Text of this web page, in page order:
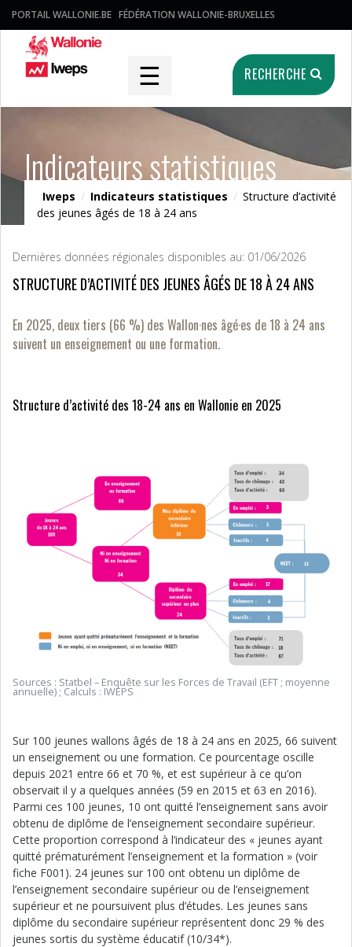
PORTAIL WALLONIE.BE FÉDÉRATION WALLONIE-BRUXELLES
☰ RECHERCHE
Indicateurs statistiques
Iweps / Indicateurs statistiques / Structure d’activité
des jeunes âgés de 18 à 24 ans
Dernières données régionales disponibles au: 01/06/2026
STRUCTURE D’ACTIVITÉ DES JEUNES ÂGÉS DE 18 À 24 ANS
En 2025, deux tiers (66 %) des Wallon·nes âgé·es de 18 à 24 ans
suivent un enseignement ou une formation.
Structure d’activité des 18-24 ans en Wallonie en 2025
Sources : Statbel – Enquête sur les Forces de Travail (EFT ; moyenne
annuelle) ; Calculs : IWEPS
Sur 100 jeunes wallons âgés de 18 à 24 ans en 2025, 66 suivent
un enseignement ou une formation. Ce pourcentage oscille
depuis 2021 entre 66 et 70 %, et est supérieur à ce qu’on
observait il y a quelques années (59 en 2015 et 63 en 2016).
Parmi ces 100 jeunes, 10 ont quitté l’enseignement sans avoir
obtenu de diplôme de l’enseignement secondaire supérieur.
Cette proportion correspond à l’indicateur des « jeunes ayant
quitté prématurément l’enseignement et la formation » (voir
fiche F001). 24 jeunes sur 100 ont obtenu un diplôme de
l’enseignement secondaire supérieur ou de l’enseignement
supérieur et ne poursuivent plus d’études. Les jeunes sans
diplôme du secondaire supérieur représentent donc 29 % des
jeunes sortis du système éducatif (10/34*).